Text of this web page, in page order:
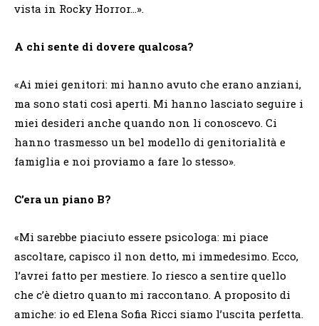
vista in Rocky Horror…».
A chi sente di dovere qualcosa?
«Ai miei genitori: mi hanno avuto che erano anziani,
ma sono stati così aperti. Mi hanno lasciato seguire i
miei desideri anche quando non li conoscevo. Ci
hanno trasmesso un bel modello di genitorialità e
famiglia e noi proviamo a fare lo stesso».
C’era un piano B?
«Mi sarebbe piaciuto essere psicologa: mi piace
ascoltare, capisco il non detto, mi immedesimo. Ecco,
l’avrei fatto per mestiere. Io riesco a sentire quello
che c’è dietro quanto mi raccontano. A proposito di
amiche: io ed Elena Sofia Ricci siamo l’uscita perfetta.